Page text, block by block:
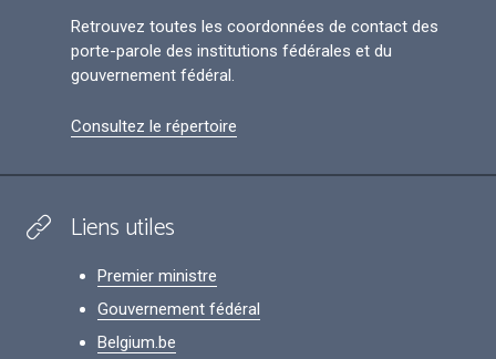
Retrouvez toutes les coordonnées de contact des
porte-parole des institutions fédérales et du
gouvernement fédéral.
Consultez le répertoire
Liens utiles
Premier ministre
Gouvernement fédéral
Belgium.be